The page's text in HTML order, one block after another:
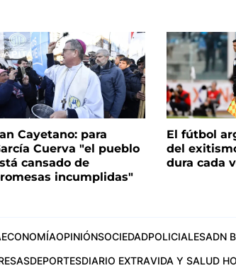
Cayetano: para
Cuerva "el pueblo
cansado de
incumplidas"
El fútbol
del
dura cada
ECONOMÍAOPINIÓNSOCIEDADPOLICIALESADN
DEPORTESDIARIO EXTRAVIDA Y SALUD